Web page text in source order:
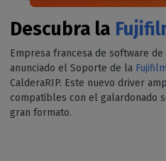
Descubra la
Empresa francesa de software
anunciado el Soporte de la Fujifilm
CalderaRIP. Este nuevo driver
compatibles con el galardonado
gran formato.